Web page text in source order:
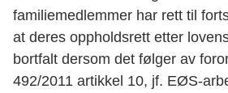
familiemedlemmer har rett til
at deres oppholdsrett etter
bortfalt dersom det følger av
492/2011 artikkel 10, jf. EØS-